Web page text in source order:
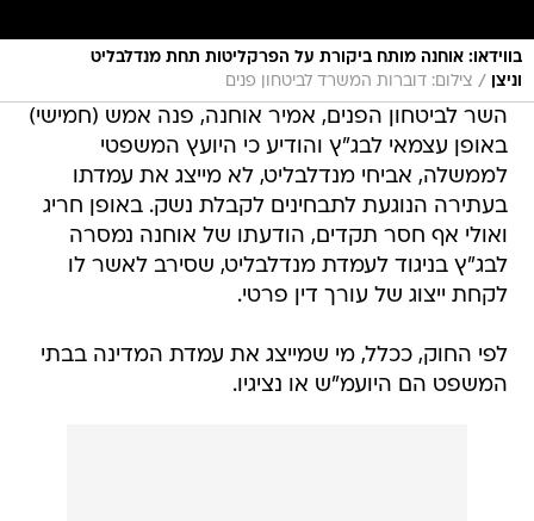
בווידאו: אוחנה מותח ביקורת על הפרקליטות תחת מנדלבליט
וניצן
/ צילום: דוברות המשרד לביטחון פנים
השר לביטחון הפנים, אמיר אוחנה, פנה אמש (חמישי)
באופן עצמאי לבג"ץ והודיע כי היועץ המשפטי
לממשלה, אביחי מנדלבליט, לא מייצג את עמדתו
בעתירה הנוגעת לתבחינים לקבלת נשק. באופן חריג
ואולי אף חסר תקדים, הודעתו של אוחנה נמסרה
לבג"ץ בניגוד לעמדת מנדלבליט, שסירב לאשר לו
לקחת ייצוג של עורך דין פרטי.
לפי החוק, ככלל, מי שמייצג את עמדת המדינה בבתי
המשפט הם היועמ"ש או נציגיו.